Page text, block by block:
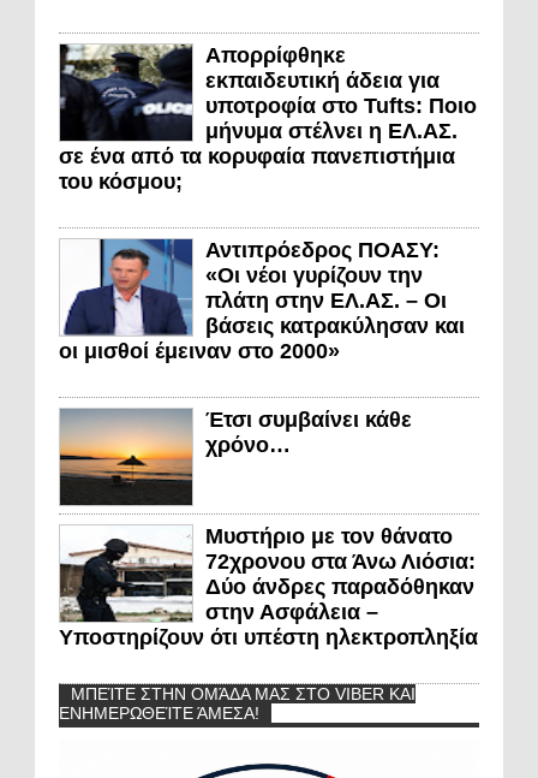
Απορρίφθηκε
εκπαιδευτική άδεια για
υποτροφία στο Tufts: Ποιο
μήνυμα στέλνει η ΕΛ.ΑΣ.
σε ένα από τα κορυφαία πανεπιστήμια
του κόσμου;
Αντιπρόεδρος ΠΟΑΣΥ:
«Οι νέοι γυρίζουν την
πλάτη στην ΕΛ.ΑΣ. – Οι
βάσεις κατρακύλησαν και
οι μισθοί έμειναν στο 2000»
Έτσι συμβαίνει κάθε
χρόνο…
Μυστήριο με τον θάνατο
72χρονου στα Άνω Λιόσια:
Δύο άνδρες παραδόθηκαν
στην Ασφάλεια –
Υποστηρίζουν ότι υπέστη ηλεκτροπληξία
ΜΠΕΊΤΕ ΣΤΗΝ ΟΜΆΔΑ ΜΑΣ ΣΤΟ VIBER ΚΑΙ
ΕΝΗΜΕΡΩΘΕΊΤΕ ΆΜΕΣΑ!